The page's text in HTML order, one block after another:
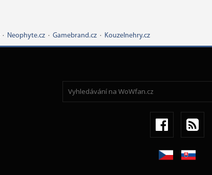
· Neophyte.cz · Gamebrand.cz · Kouzelnehry.cz